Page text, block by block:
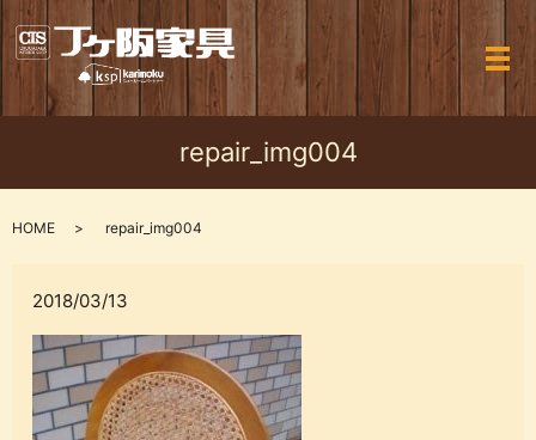
メ
repair_img004
HOME repair_img004
2018/03/13